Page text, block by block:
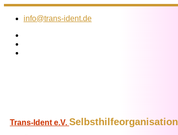
Zum
Inhalt
info@trans-ident.de
Trans-Ident e.V. Selbsthilfeorganisation